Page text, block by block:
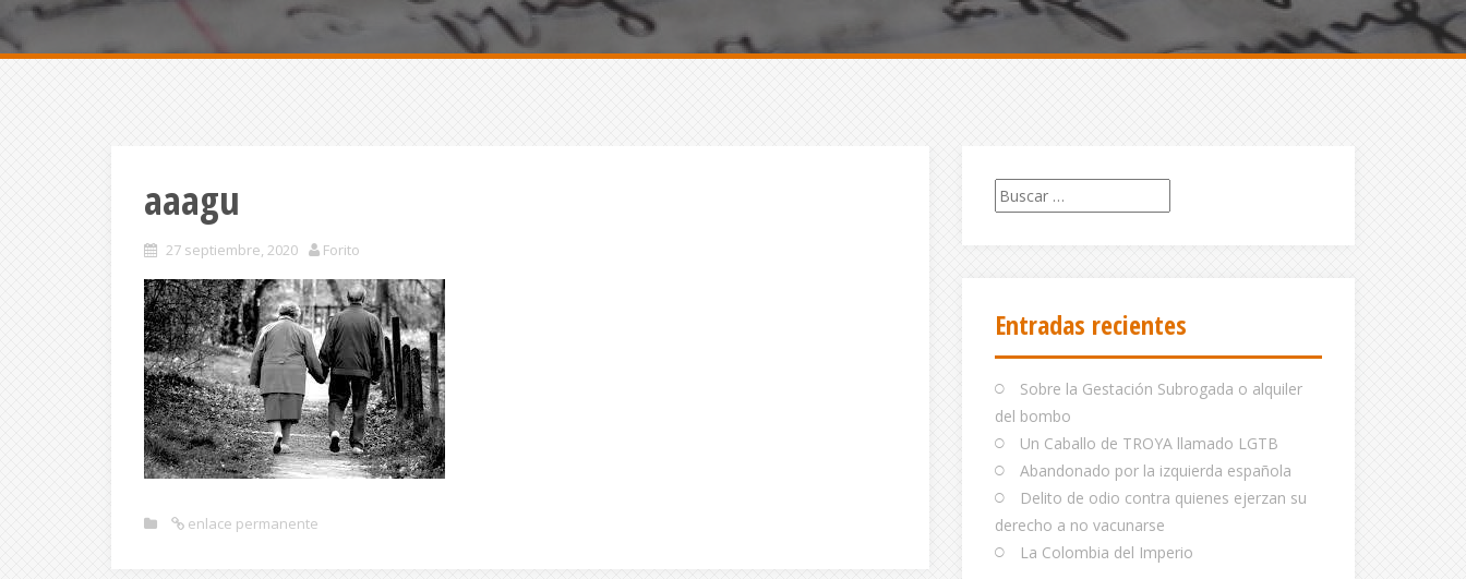
aaagu
27 septiembre, 2020 Forito
enlace permanente
Buscar:
Entradas recientes
Sobre la Gestación Subrogada o alquiler
del bombo
Un Caballo de TROYA llamado LGTB
Abandonado por la izquierda española
Delito de odio contra quienes ejerzan su
derecho a no vacunarse
La Colombia del Imperio